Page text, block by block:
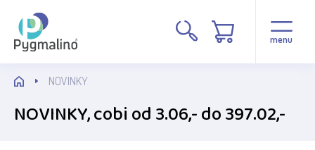
menu
Cena
NOVINKY
NOVINKY, cobi od 3.06,- do 397.02,-